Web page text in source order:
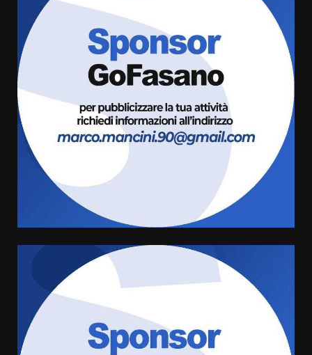
3 8 Agosto 2026 07:30
Politiche Giovanili e Mobilità
Sostenibile: premiati gli studenti
universitari del bando “La strada
giusta”
8 Agosto 2026 07:15
“I Contestatori: Musica di
Rivoluzione”: nuovo
appuntamento con “Fasano in
Banda”
amarezza per esclusione dal
campionato di calcio”
7 Agosto 2026 06:00
Fasanese ferito a colpi di arma
da fuoco